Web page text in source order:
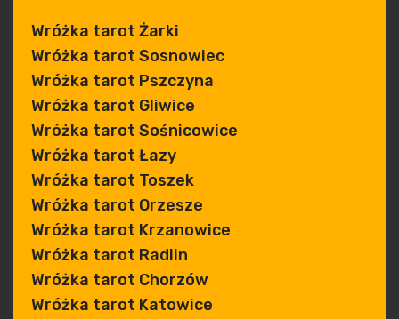
Wróżka tarot Żarki
Wróżka tarot Sosnowiec
Wróżka tarot Pszczyna
Wróżka tarot Gliwice
Wróżka tarot Sośnicowice
Wróżka tarot Łazy
Wróżka tarot Toszek
Wróżka tarot Orzesze
Wróżka tarot Krzanowice
Wróżka tarot Radlin
Wróżka tarot Chorzów
Wróżka tarot Katowice